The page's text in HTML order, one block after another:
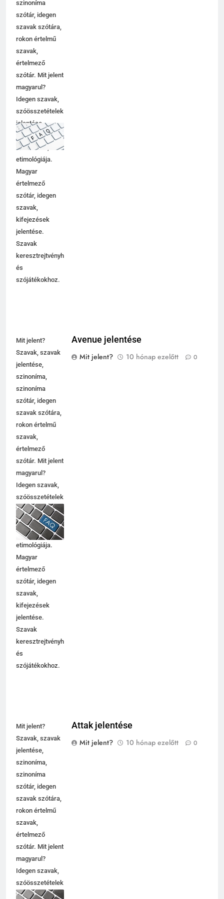
szinoníma
szótár, idegen
szavak szótára,
rokon értelmű
szavak,
értelmező
szótár. Mit jelent
magyarul?
Idegen szavak,
szóösszetételek
jelentése,
magyarázata,
használata,
etimológiája.
Magyar
értelmező
szótár, idegen
szavak,
kifejezések
jelentése.
Szavak
keresztrejtvényhez
és
szójátékokhoz.
Mit jelent?
Szavak, szavak
jelentése,
szinoníma,
szinoníma
szótár, idegen
szavak szótára,
rokon értelmű
szavak,
értelmező
szótár. Mit jelent
magyarul?
Idegen szavak,
szóösszetételek
jelentése,
magyarázata,
használata,
etimológiája.
Magyar
értelmező
szótár, idegen
szavak,
kifejezések
jelentése.
Szavak
keresztrejtvényhez
és
szójátékokhoz.
Avenue jelentése
Mit jelent?
10 hónap ezelőtt 0
Mit jelent?
Szavak, szavak
jelentése,
szinoníma,
szinoníma
szótár, idegen
szavak szótára,
rokon értelmű
szavak,
értelmező
szótár. Mit jelent
magyarul?
Idegen szavak,
szóösszetételek
jelentése,
Attak jelentése
Mit jelent?
10 hónap ezelőtt 0
5
6